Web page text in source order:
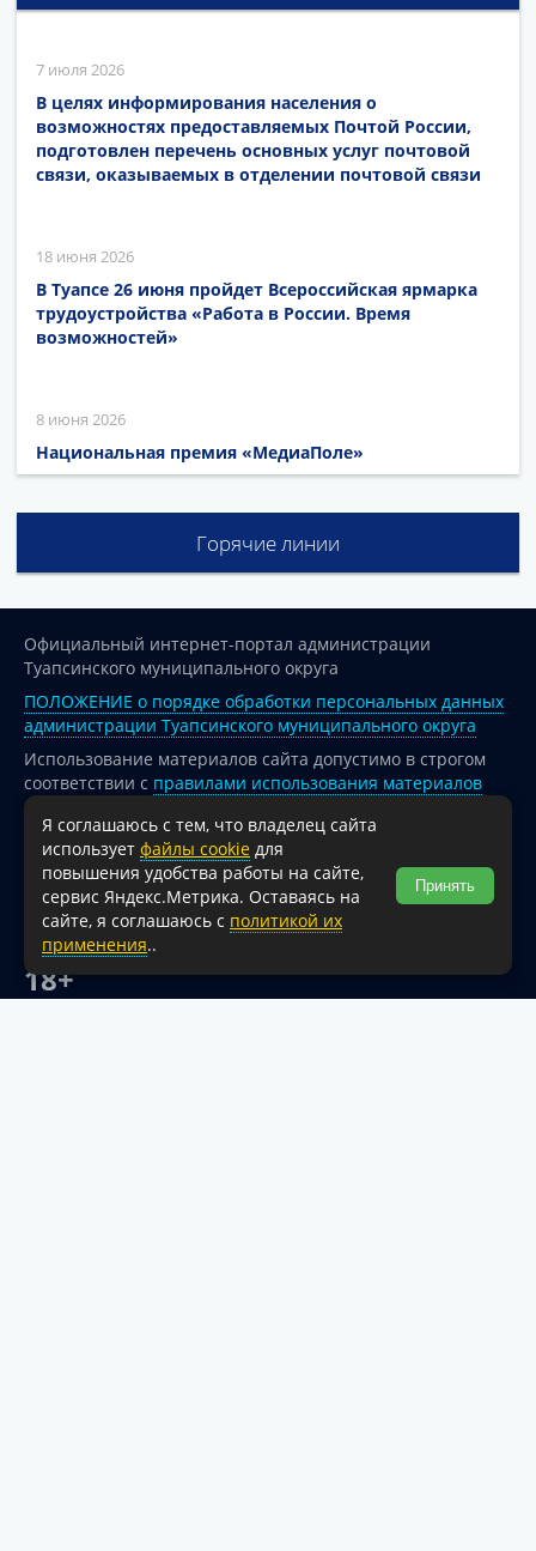
7 июля 2026
В целях информирования населения о
возможностях предоставляемых Почтой России,
подготовлен перечень основных услуг почтовой
связи, оказываемых в отделении почтовой связи
18 июня 2026
В Туапсе 26 июня пройдет Всероссийская ярмарка
трудоустройства «Работа в России. Время
возможностей»
8 июня 2026
Национальная премия «МедиаПоле»
Горячие линии
Официальный интернет-портал администрации
Туапсинского муниципального округа
ПОЛОЖЕНИЕ о порядке обработки персональных данных
администрации Туапсинского муниципального округа
Использование материалов сайта допустимо в строгом
соответствии с правилами использования материалов
опубликованных на сайте
При перепечатке и использовании информации ссылка
на источник обязательна.
Для сайтов и страниц сети Интернет обязательна
активная гиперссылка на официальный интернет-портал
администрации Туапсинского муниципального округа.
18+
Я соглашаюсь с тем, что владелец сайта
использует файлы cookie для
повышения удобства работы на сайте,
сервис Яндекс.Метрика. Оставаясь на
сайте, я соглашаюсь с политикой их
применения..
Принять